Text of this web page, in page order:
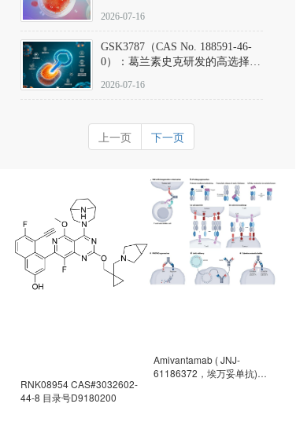
2026-07-16
GSK3787（CAS No. 188591-46-
0）：葛兰素史克研发的高选择
抗剂，被广泛视为研究PPARδ核
靶点药理机制的金标准化学探
针。
2026-07-16
上一页 下一页
RNK08954 CAS#3032602-
44-8 目录号D9180200
Amivantamab ( JNJ-
61186372，埃万妥单抗)